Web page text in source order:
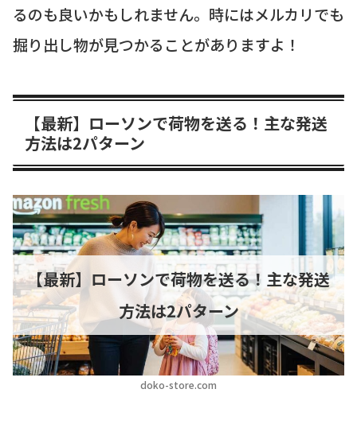
るのも良いかもしれません。時にはメルカリでも
掘り出し物が見つかることがありますよ！
【最新】ローソンで荷物を送る！主な発送
方法は2パターン
doko-store.com
【最新】ローソンで荷物を送る！主な発送
方法は2パターン